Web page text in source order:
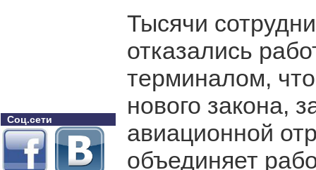
Соц.сети
Тысячи
отказались
терминалом,
нового закона,
авиационной
объединяет